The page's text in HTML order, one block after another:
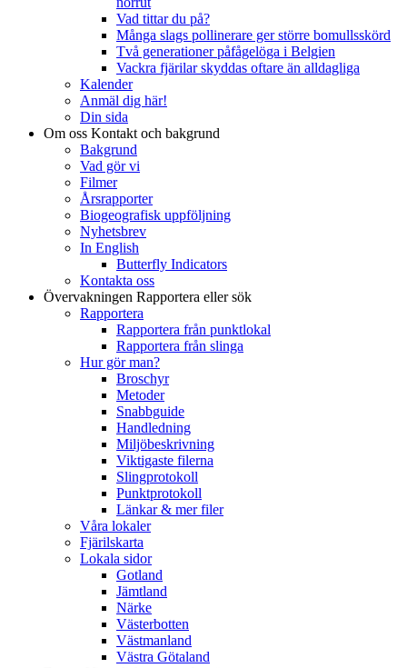
Vad tittar du på?
Många slags pollinerare ger större bomullsskörd
Två generationer påfågelöga i Belgien
Vackra fjärilar skyddas oftare än alldagliga
Kalender
Anmäl dig här!
Din sida
Om oss Kontakt och bakgrund
Bakgrund
Vad gör vi
Filmer
Årsrapporter
Biogeografisk uppföljning
Nyhetsbrev
In English
Butterfly Indicators
Kontakta oss
Övervakningen Rapportera eller sök
Rapportera
Rapportera från punktlokal
Rapportera från slinga
Hur gör man?
Broschyr
Metoder
Snabbguide
Handledning
Miljöbeskrivning
Viktigaste filerna
Slingprotokoll
Punktprotokoll
Länkar & mer filer
Våra lokaler
Fjärilskarta
Lokala sidor
Gotland
Jämtland
Närke
Västerbotten
Västmanland
Västra Götaland